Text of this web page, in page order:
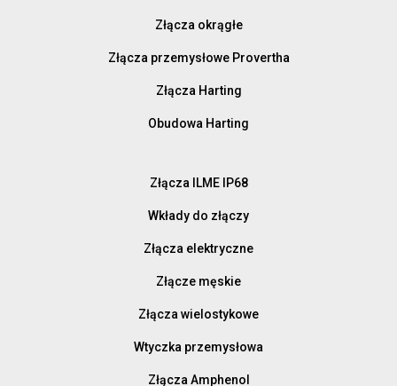
Złącza okrągłe
Złącza przemysłowe Provertha
Złącza Harting
Obudowa Harting
Złącza ILME IP68
Wkłady do złączy
Złącza elektryczne
Złącze męskie
Złącza wielostykowe
Wtyczka przemysłowa
Złącza Amphenol